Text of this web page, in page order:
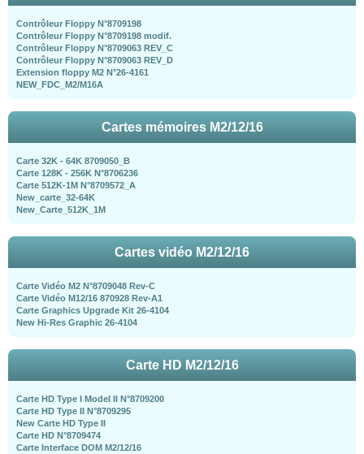
Contrôleur Floppy N°8709198
Contrôleur Floppy N°8709198 modif.
Contrôleur Floppy N°8709063 REV_C
Contrôleur Floppy N°8709063 REV_D
Extension floppy M2 N°26-4161
NEW_FDC_M2/M16A
Cartes mémoires M2/12/16
Carte 32K - 64K 8709050_B
Carte 128K - 256K N°8706236
Carte 512K-1M N°8709572_A
New_carte_32-64K
New_Carte_512K_1M
Cartes vidéo M2/12/16
Carte Vidéo M2 N°8709048 Rev-C
Carte Vidéo M12/16 870928 Rev-A1
Carte Graphics Upgrade Kit 26-4104
New Hi-Res Graphic 26-4104
Carte HD M2/12/16
Carte HD Type I Model II N°8709200
Carte HD Type II N°8709295
New Carte HD Type II
Carte HD N°8709474
Carte Interface DOM M2/12/16